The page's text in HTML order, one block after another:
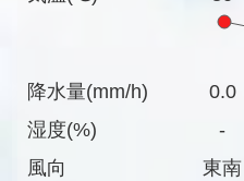
降水量(mm/h)
湿度(%)
風向
0.0
-
東南